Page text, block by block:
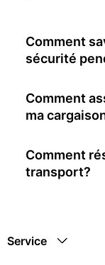
Comment
sécurité
Comment
ma
Comment
transport?
Service